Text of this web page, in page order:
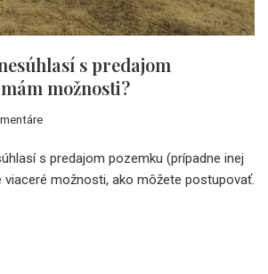
s predajom
možnosti?
s predajom pozemku (prípadne inej
možnosti, ako môžete postupovať.